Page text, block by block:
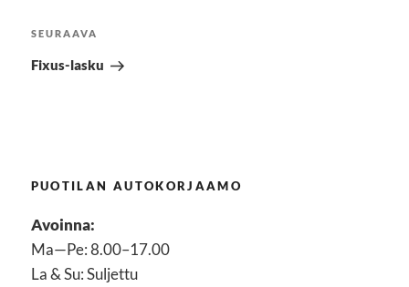
selaus
Seuraava
artikkeli
SEURAAVA
Fixus-lasku
PUOTILAN AUTOKORJAAMO
Avoinna:
Ma—Pe: 8.00–17.00
La & Su: Suljettu